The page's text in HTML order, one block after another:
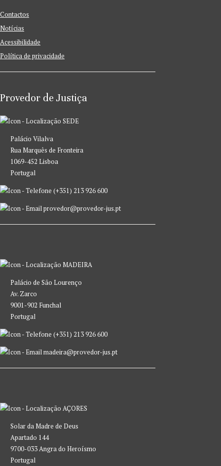
Contactos
Notícias
Acessibilidade
Política de privacidade
Provedor de Justiça
SEDE
Palácio Vilalva
Rua Marquês de Fronteira
1069-452 Lisboa
Portugal
(+351) 213 926 600
provedor@provedor-jus.pt
MADEIRA
Palácio de São Lourenço
Av. Zarco
9001-902 Funchal
Portugal
(+351) 213 926 600
madeira@provedor-jus.pt
AÇORES
Solar da Madre de Deus
Apartado 144
9700-033 Angra do Heroísmo
Portugal